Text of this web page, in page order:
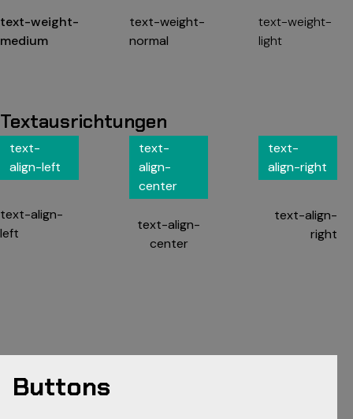
text-weight-
medium
text-weight-
normal
text-weight-
light
Textausrichtungen
text-
align-left
text-align-
left
text-
align-
center
text-align-
center
text-
align-right
text-align-
right
Buttons